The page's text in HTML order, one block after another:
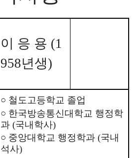
이 응 용 (1
958년생)
○ 철도고등학교 졸업
○ 한국방송통신대학교 행정학
과 (국내학사)
○ 중앙대학교 행정학과 (국내
석사)